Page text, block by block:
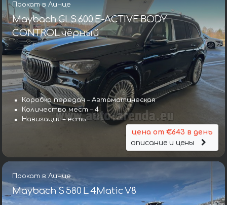
Прокат в Линце
Maybach GLS 600 E-ACTIVE BODY
CONTROL чёрный
Коробка передач – Автоматическая
Количество мест – 4
Навигация – есть
цена от €643 в день
описание и цены
Прокат в Линце
Maybach S 580 L 4Matic V8